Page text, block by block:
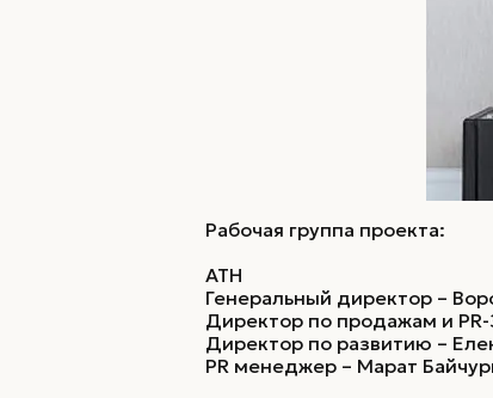
Рабочая группа проекта:
ATH
Генеральный директор –
Директор по продажам и
Директор по развитию –
PR менеджер – Марат